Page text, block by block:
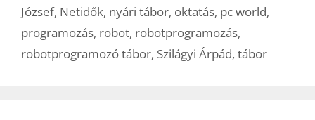
József, Netidők, nyári tábor, oktatás, pc world,
programozás, robot, robotprogramozás,
robotprogramozó tábor, Szilágyi Árpád, tábor